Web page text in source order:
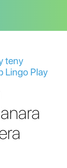
teny
Lingo Play